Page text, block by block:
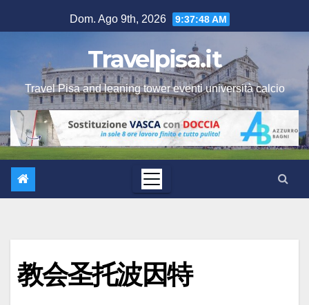
al
Dom. Ago 9th, 2026 9:37:49 AM
Travelpisa.it
Travel Pisa and leaning tower eventi università calcio
教会圣托波因特